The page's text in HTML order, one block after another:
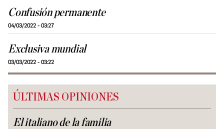
Confusión permanente
04/03/2022 - 03:27
Exclusiva mundial
03/03/2022 - 03:22
ÚLTIMAS OPINIONES
El italiano de la familia